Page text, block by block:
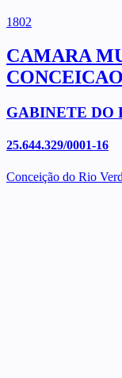
1802
CAMARA
GABINETE DO
25.644.329/0001-16
Conceição do Rio